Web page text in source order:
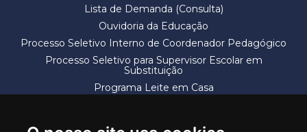
Lista de Demanda (Consulta)
Ouvidoria da Educação
Processo Seletivo Interno de Coordenador Pedagógico
Processo Seletivo para Supervisor Escolar em
Substituição
Programa Leite em Casa